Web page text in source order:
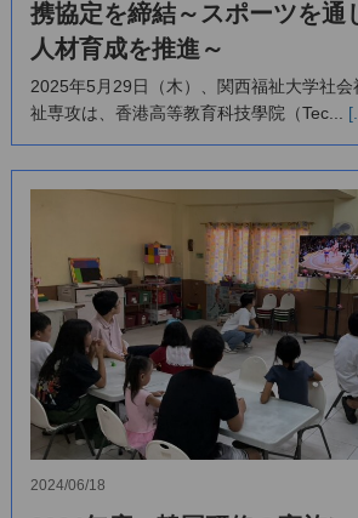
携協定を締結～スポーツを通
人材育成を推進～
2025年5月29日（木）、関西福祉大学社
祉専攻は、香港高等教育科技學院（Tec...
2024/06/18